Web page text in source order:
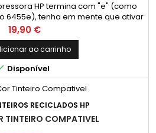
HP termina com "e" (como
6455e), tenha em mente que ativar
o uso de tinteiros compatíveis e
vantagens como impressão na
tinteiros originais e conexão à
Para utilizar tinteiros compatíveis
ou...
Preço
19,90 €
ao carrinho
Disponível
RECICLADOS HP
TINTEIRO COMPATIVEL